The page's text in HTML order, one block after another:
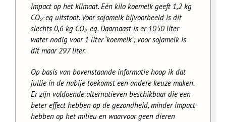
impact op het klimaat. Eén kilo koemelk geeft 1,2 kg
CO₂-eq uitstoot. Voor sojamelk bijvoorbeeld is dit
slechts 0,6 kg CO₂-eq. Daarnaast is er 1050 liter
water nodig voor 1 liter ‘koemelk’; voor sojamelk is
dit maar 297 liter.
Op basis van bovenstaande informatie hoop ik dat
jullie in de nabije toekomst een andere keuze maken.
Er zijn voldoende alternatieven beschikbaar die een
beter effect hebben op de gezondheid, minder impact
hebben op het milieu en waarvoor geen dieren